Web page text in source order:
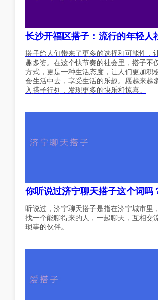
长沙开福区搭子：流行的年轻人
搭子给人们带来了更多的选择和可能性，
趣多姿。在这个快节奏的社会里，搭子不
方式，更是一种生活态度，让人们更加积
会生活中去，享受生活的乐趣。愿越来越
入搭子行列，发现更多的快乐和惊喜。
你听说过济宁聊天搭子这个词吗
听说过，济宁聊天搭子是指在济宁城市里
找一个能聊得来的人，一起聊天，互相交
琐事的伙伴。